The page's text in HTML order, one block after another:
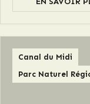
Canal du Midi
Parc Naturel